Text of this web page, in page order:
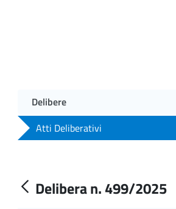
Delibere
Atti Deliberativi
Delibera n. 499/2025